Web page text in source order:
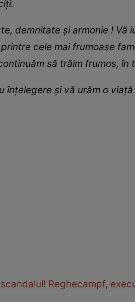
demnitate și armonie !
cele mai frumoase
să trăim frumos,
înțelegere și vă urăm o
Reghecampf,